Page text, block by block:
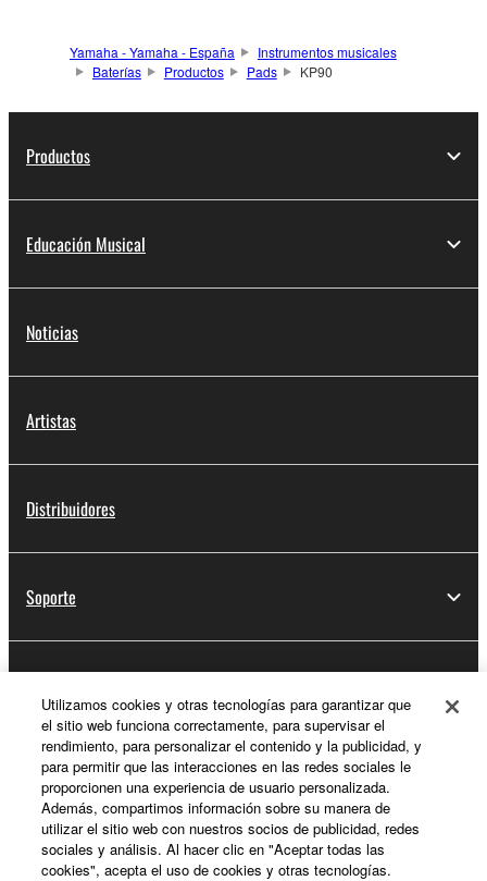
Yamaha - Yamaha - España
Instrumentos musicales
Baterías
Productos Pads KP90
Productos
Educación Musical
Noticias
Artistas
Distribuidores
Soporte
Acerca de Yamaha
España - Spanish
Utilizamos cookies y otras tecnologías para garantizar que
el sitio web funciona correctamente, para supervisar el
rendimiento, para personalizar el contenido y la publicidad, y
para permitir que las interacciones en las redes sociales le
proporcionen una experiencia de usuario personalizada.
Además, compartimos información sobre su manera de
utilizar el sitio web con nuestros socios de publicidad, redes
sociales y análisis. Al hacer clic en "Aceptar todas las
cookies", acepta el uso de cookies y otras tecnologías.